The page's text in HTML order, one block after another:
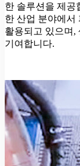
한 솔루션을 제공
한 산업 분야에서
활용되고 있으며,
기여합니다.